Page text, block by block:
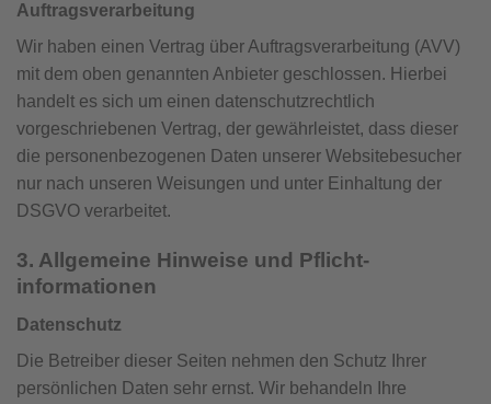
Auftragsverarbeitung
Wir haben einen Vertrag über Auftragsverarbeitung (AVV)
mit dem oben genannten Anbieter geschlossen. Hierbei
handelt es sich um einen datenschutzrechtlich
vorgeschriebenen Vertrag, der gewährleistet, dass dieser
die personenbezogenen Daten unserer Websitebesucher
nur nach unseren Weisungen und unter Einhaltung der
DSGVO verarbeitet.
3. Allgemeine Hinweise und Pflicht­
informationen
Datenschutz
Die Betreiber dieser Seiten nehmen den Schutz Ihrer
persönlichen Daten sehr ernst. Wir behandeln Ihre